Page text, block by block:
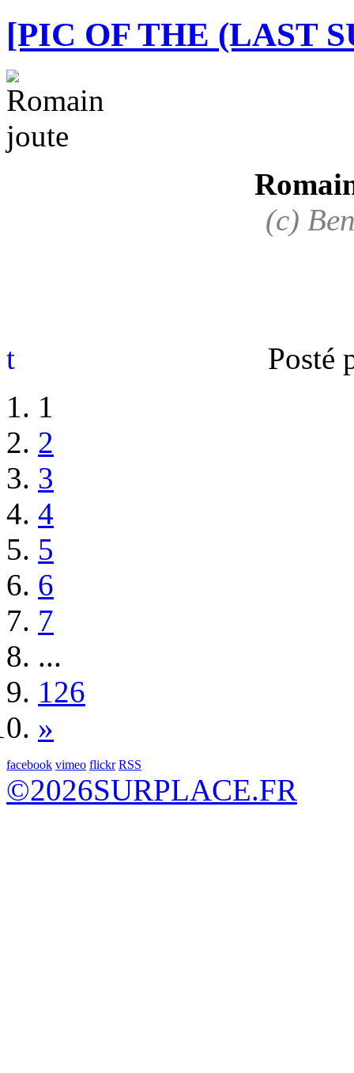
[PIC OF THE (LAST
(c)
t
Posté
1
2
3
4
5
6
7
...
126
»
facebook vimeo flickr RSS
©2026SURPLACE.FR